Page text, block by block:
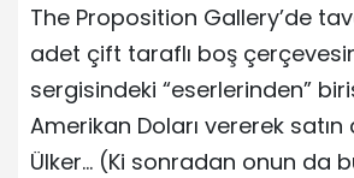
The Proposition Gallery’de
adet çift taraflı boş
sergisindeki “eserlerinden”
Amerikan Doları vererek
Ülker… (Ki sonradan onun da